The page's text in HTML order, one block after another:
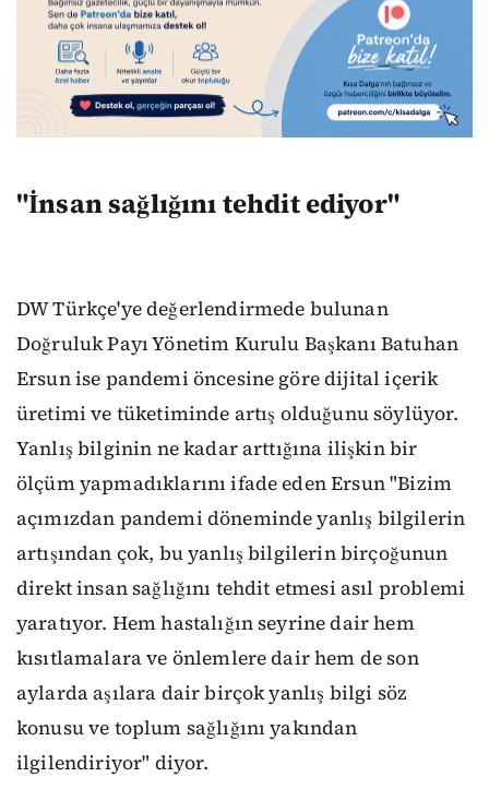
"İnsan sağlığını tehdit ediyor"
DW Türkçe'ye değerlendirmede bulunan
Doğruluk Payı Yönetim Kurulu Başkanı Batuhan
Ersun ise pandemi öncesine göre dijital içerik
üretimi ve tüketiminde artış olduğunu söylüyor.
Yanlış bilginin ne kadar arttığına ilişkin bir
ölçüm yapmadıklarını ifade eden Ersun "Bizim
açımızdan pandemi döneminde yanlış bilgilerin
artışından çok, bu yanlış bilgilerin birçoğunun
direkt insan sağlığını tehdit etmesi asıl problemi
yaratıyor. Hem hastalığın seyrine dair hem
kısıtlamalara ve önlemlere dair hem de son
aylarda aşılara dair birçok yanlış bilgi söz
konusu ve toplum sağlığını yakından
ilgilendiriyor" diyor.